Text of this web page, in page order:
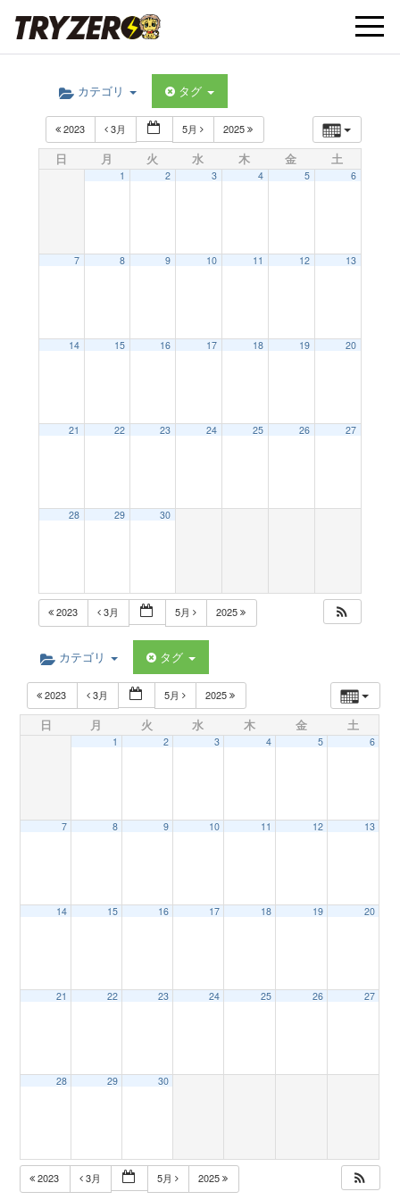
t
t
i
カテゴリ タグ
2023 3月 5月 2025
日 月 火 水 木 金 土
1 2 3 4 5 6
7 8 9 10 11 12 13
14 15 16 17 18 19 20
21 22 23 24 25 26 27
28 29 30
2023 3月 5月 2025
カテゴリ タグ
2023 3月 5月 2025
日 月 火 水 木 金 土
1 2 3 4 5 6
7 8 9 10 11 12 13
14 15 16 17 18 19 20
21 22 23 24 25 26 27
28 29 30
2023 3月 5月 2025